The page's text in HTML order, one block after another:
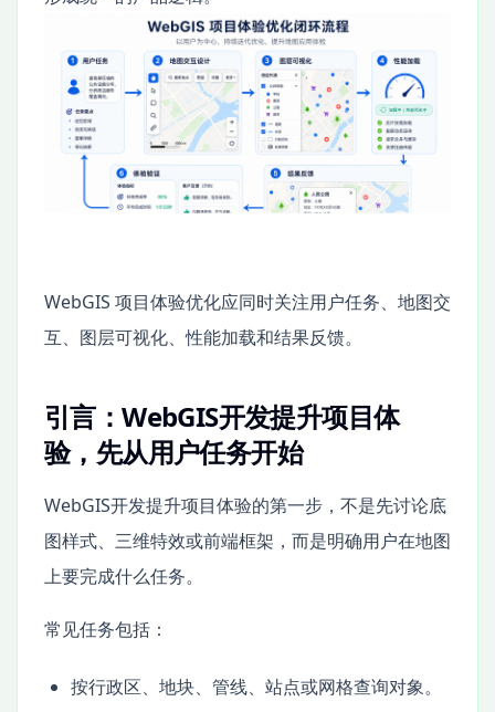
WebGIS 项目体验优化应同时关注用户任务、地图交
互、图层可视化、性能加载和结果反馈。
引言：WebGIS开发提升项目体
验，先从用户任务开始
WebGIS开发提升项目体验的第一步，不是先讨论底
图样式、三维特效或前端框架，而是明确用户在地图
上要完成什么任务。
常见任务包括：
按行政区、地块、管线、站点或网格查询对象。